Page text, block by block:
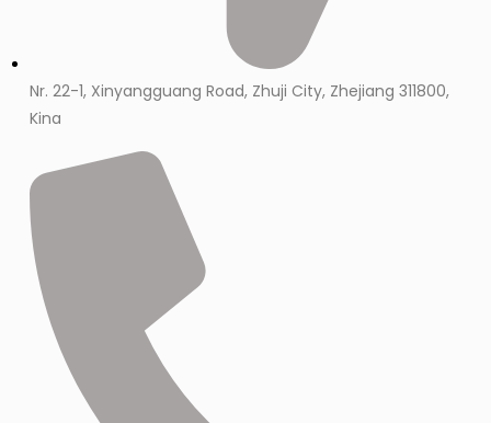
Nr. 22-1, Xinyangguang Road, Zhuji City, Zhejiang 311800,
Kina